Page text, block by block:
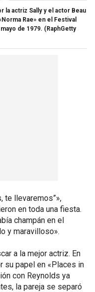
la actriz Sally y el actor Beau
Rae» en el Festival
de 1979. (RaphGetty
te llevaremos”»,
en toda una fiesta.
champán en el
y maravilloso».
a la mejor actriz. En
su papel en «Places in
con Reynolds ya
la pareja se separó